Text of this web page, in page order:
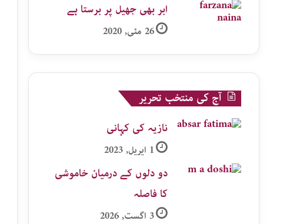
ابر بھی جھیل پر برستا ہے
26 مئی, 2020
آج کی منتخب تحریر
نازیہ کی کہانی
1 اپریل, 2023
دو دلوں کے درمیان خاموشی
کا فاصلہ
3 اگست, 2026